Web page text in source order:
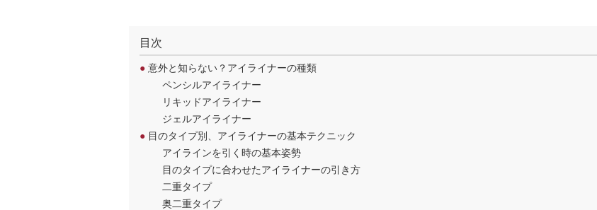
目次
● 意外と知らない？アイライナーの種類
ペンシルアイライナー
リキッドアイライナー
ジェルアイライナー
● 目のタイプ別、アイライナーの基本テクニック
アイラインを引く時の基本姿勢
目のタイプに合わせたアイライナーの引き方
二重タイプ
奥二重タイプ